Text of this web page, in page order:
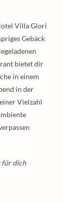
Villa Glori
Gebäck
bietet dir
in einem
in der
Vielzahl
für dich